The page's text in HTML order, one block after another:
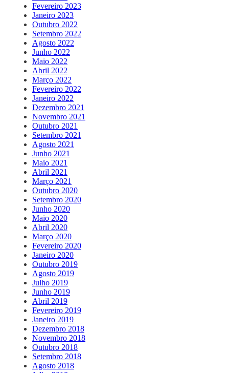
Fevereiro 2023
Janeiro 2023
Outubro 2022
Setembro 2022
Agosto 2022
Junho 2022
Maio 2022
Abril 2022
Março 2022
Fevereiro 2022
Janeiro 2022
Dezembro 2021
Novembro 2021
Outubro 2021
Setembro 2021
Agosto 2021
Junho 2021
Maio 2021
Abril 2021
Março 2021
Outubro 2020
Setembro 2020
Junho 2020
Maio 2020
Abril 2020
Março 2020
Fevereiro 2020
Janeiro 2020
Outubro 2019
Agosto 2019
Julho 2019
Junho 2019
Abril 2019
Fevereiro 2019
Janeiro 2019
Dezembro 2018
Novembro 2018
Outubro 2018
Setembro 2018
Agosto 2018